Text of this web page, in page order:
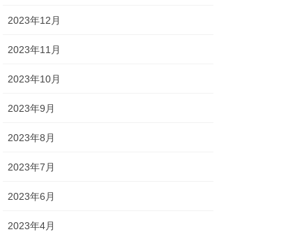
2023年12月
2023年11月
2023年10月
2023年9月
2023年8月
2023年7月
2023年6月
2023年4月